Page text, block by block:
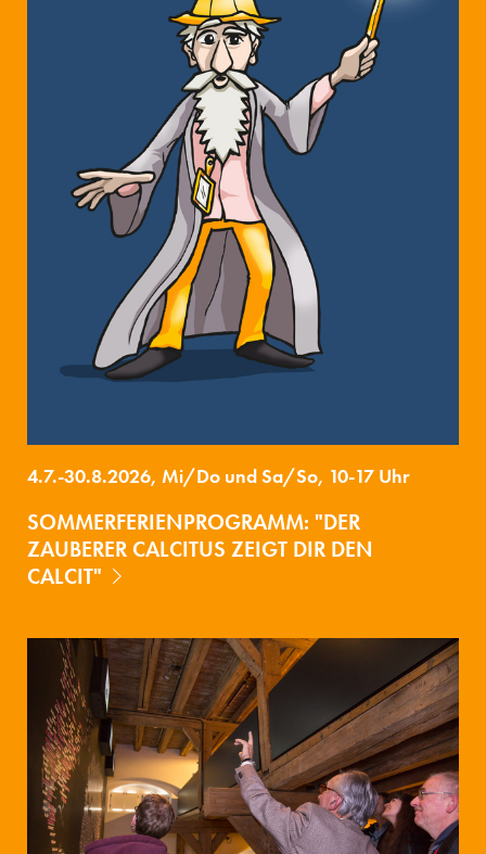
4.7.-30.8.2026, Mi/Do und Sa/So, 10-17 Uhr
SOMMERFERIENPROGRAMM: "DER
ZAUBERER CALCITUS ZEIGT DIR DEN
CALCIT"